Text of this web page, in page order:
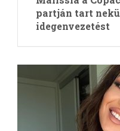
partján tart
idegenvezetést